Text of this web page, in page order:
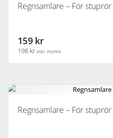
Regnsamlare – För
159 kr
198 kr inkl. moms
Regnsamlare – För